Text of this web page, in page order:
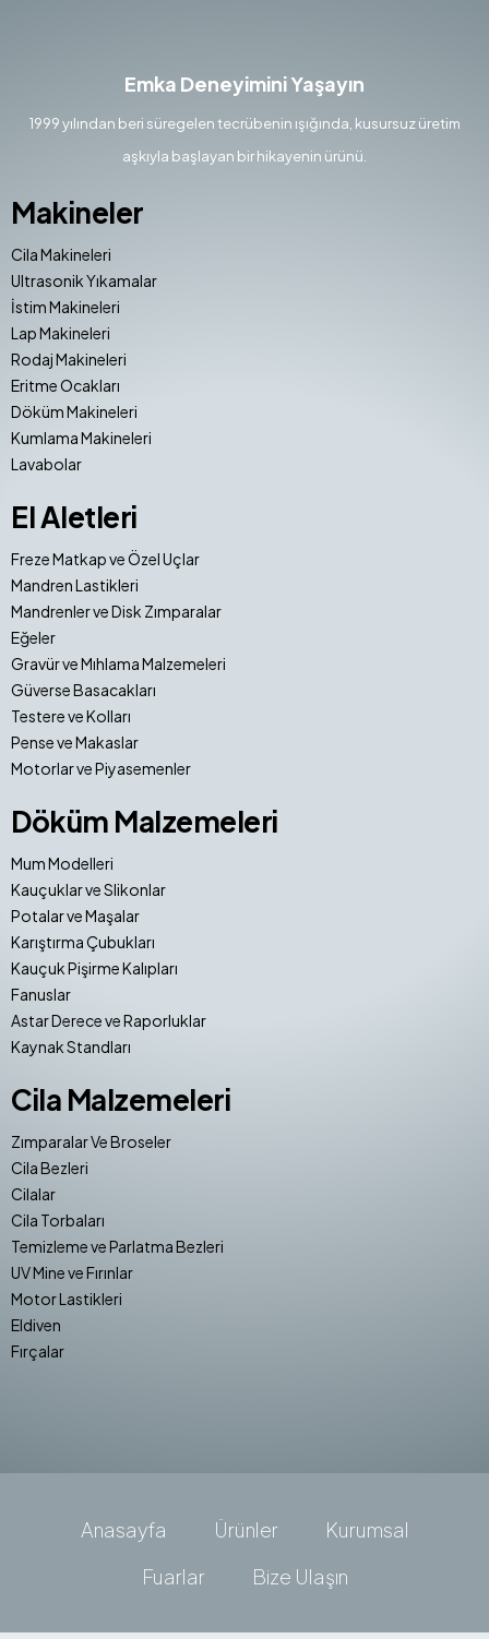
Emka Deneyimini Yaşayın
1999 yılından beri süregelen tecrübenin ışığında, kusursuz üretim
aşkıyla başlayan bir hikayenin ürünü.
Makineler
Cila Makineleri
Ultrasonik Yıkamalar
İstim Makineleri
Lap Makineleri
Rodaj Makineleri
Eritme Ocakları
Döküm Makineleri
Kumlama Makineleri
Lavabolar
El Aletleri
Freze Matkap ve Özel Uçlar
Mandren Lastikleri
Mandrenler ve Disk Zımparalar
Eğeler
Gravür ve Mıhlama Malzemeleri
Güverse Basacakları
Testere ve Kolları
Pense ve Makaslar
Motorlar ve Piyasemenler
Döküm Malzemeleri
Mum Modelleri
Kauçuklar ve Slikonlar
Potalar ve Maşalar
Karıştırma Çubukları
Kauçuk Pişirme Kalıpları
Fanuslar
Astar Derece ve Raporluklar
Kaynak Standları
Cila Malzemeleri
Zımparalar Ve Broseler
Cila Bezleri
Cilalar
Cila Torbaları
Temizleme ve Parlatma Bezleri
UV Mine ve Fırınlar
Motor Lastikleri
Eldiven
Fırçalar
Anasayfa Ürünler
Kurumsal
Fuarlar
Bize Ulaşın